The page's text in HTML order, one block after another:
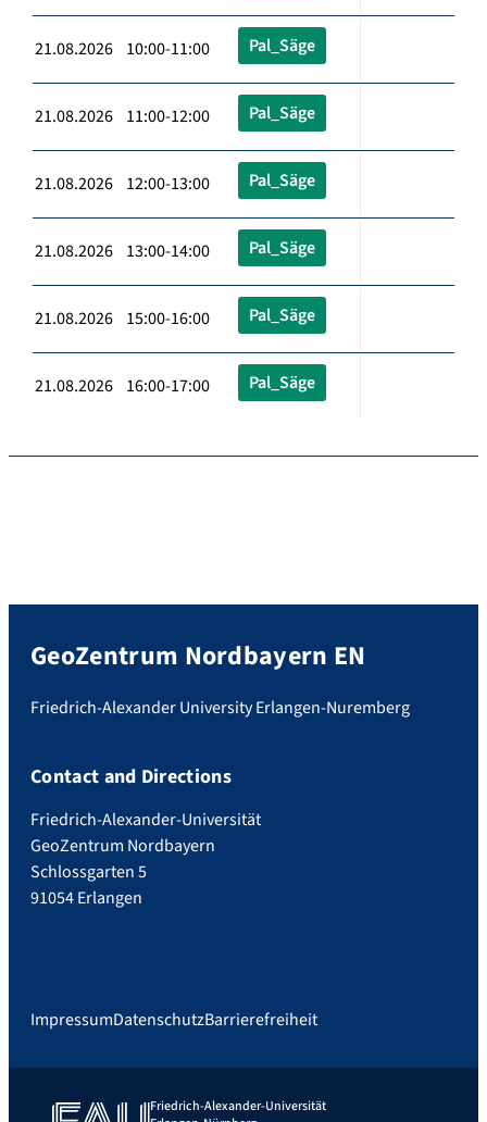
21.08.2026 10:00-11:00 Pal_Säge
21.08.2026 11:00-12:00 Pal_Säge
21.08.2026 12:00-13:00 Pal_Säge
21.08.2026 13:00-14:00 Pal_Säge
21.08.2026 15:00-16:00 Pal_Säge
21.08.2026 16:00-17:00 Pal_Säge
GeoZentrum Nordbayern EN
Friedrich-Alexander University Erlangen-Nuremberg
Contact and Directions
Friedrich-Alexander-Universität
GeoZentrum Nordbayern
Schlossgarten 5
91054 Erlangen
ImpressumDatenschutzBarrierefreiheit
Friedrich-Alexander-Universität